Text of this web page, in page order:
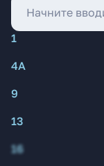
1
4А
9
13
16